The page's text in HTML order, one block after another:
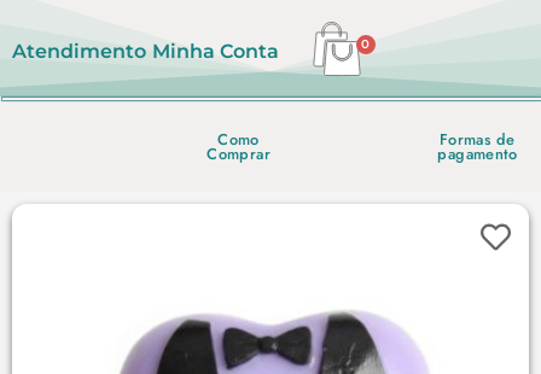
Atendimento Minha Conta 0
Como
Comprar
Formas de
pagamento